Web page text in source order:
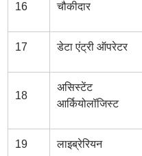
16 चौकीदार
17 डेटा एंट्री ऑपरेटर
18
असिस्टेंट
आर्कियोलॉजिस्ट
19 लाइब्रेरियन